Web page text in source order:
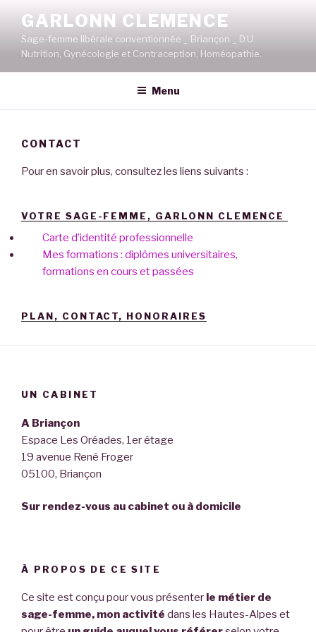
contenu
principal
GARLONN CLEMENCE
Sage-femme libérale conventionnée _ Briançon _ D.U.
Nutrition, Gynécologie et Contraception, Homéopathie.
Menu
CONTACT
Pour en savoir plus, consultez les liens suivants :
VOTRE SAGE-FEMME, GARLONN CLEMENCE
Carte d’identité professionnelle
Mes formations : diplômes universitaires,
formations en cours et passées
PLAN, CONTACT, HONORAIRES
UN CABINET
A Briançon
Espace Les Oréades, 1er étage
19 avenue René Froger
05100, Briançon
Sur rendez-vous au cabinet ou à domicile
À PROPOS DE CE SITE
Ce site est conçu pour vous présenter le métier de
sage-femme, mon activité dans les Hautes-Alpes et